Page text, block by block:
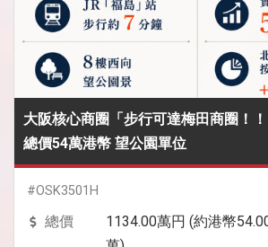
大阪核心商圈「步行可達梅田商圈！
總價54萬港幣 望公園單位
#OSK3501H
總價
1134.00萬円 (約港幣